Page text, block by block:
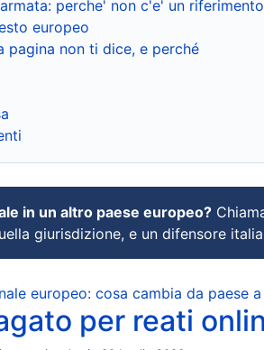
perche' non c'e' un
europeo
pagina non ti dice, e perché
in un altro paese europeo?
giurisdizione, e un difensore
europeo: cosa cambia da paese a
per reati